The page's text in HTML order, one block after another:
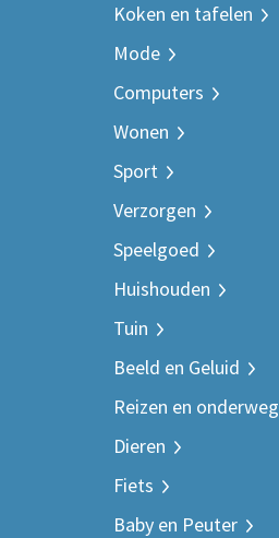
Koken en tafelen
Mode
Computers
Wonen
Sport
Verzorgen
Speelgoed
Huishouden
Tuin
Beeld en Geluid
Reizen en onderweg
Dieren
Fiets
Baby en Peuter